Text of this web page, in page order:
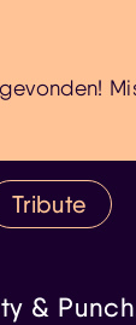
Tribute
&